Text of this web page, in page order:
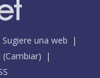
Sugiere una web
(Cambiar)